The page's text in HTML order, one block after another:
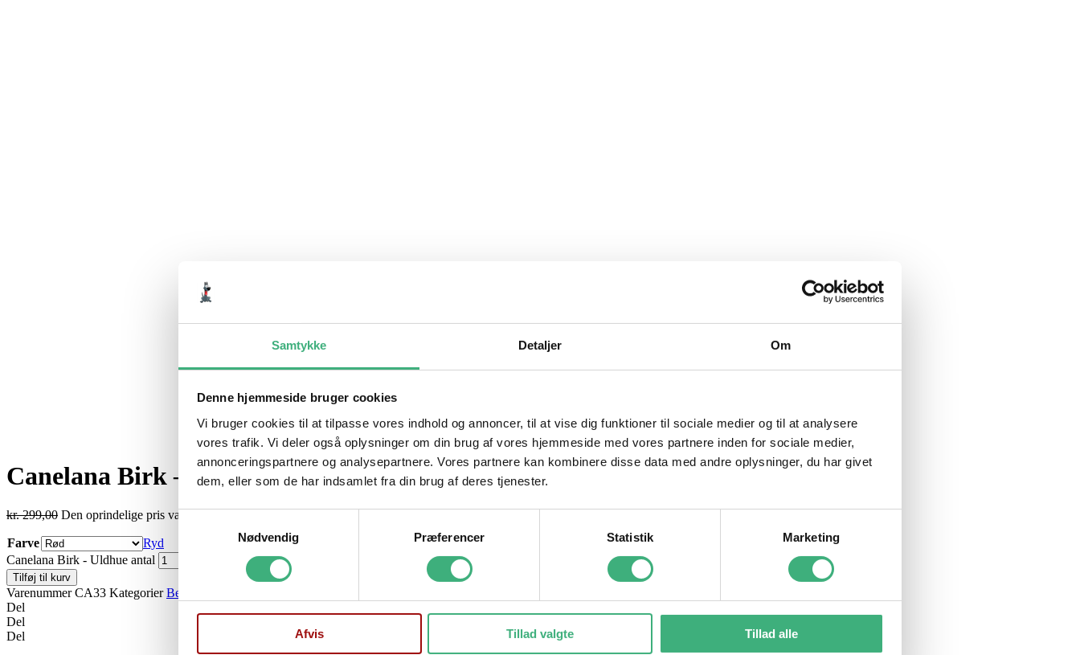
Samtykke Detaljer Om
Denne hjemmeside bruger cookies
Vi bruger cookies til at tilpasse vores indhold og annoncer, til at vise dig funktioner til sociale medier og til at analysere
vores trafik. Vi deler også oplysninger om din brug af vores hjemmeside med vores partnere inden for sociale medier,
annonceringspartnere og analysepartnere. Vores partnere kan kombinere disse data med andre oplysninger, du har givet
dem, eller som de har indsamlet fra din brug af deres tjenester.
Samtykkevalg
Nødvendig
Præferencer Statistik Marketing
Afvis Tillad valgte Tillad alle
Canelana Birk – Uldhue
kr.299,00 Den oprindelige pris var: kr. 299,00.
Farve
Ryd
Canelana Birk - Uldhue antal
Tilføj til kurv
VarenummerCA33 Kategorier Beklædning
Del
Del
Del